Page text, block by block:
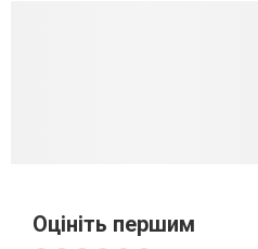
Оцініть першим